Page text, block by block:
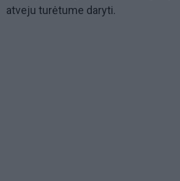
atveju turėtume daryti.